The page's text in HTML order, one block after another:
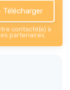
Télécharger
contacté(e) à
partenaires.